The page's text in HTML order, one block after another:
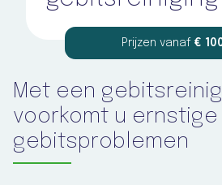
Prijzen vanaf €
Met een
voorkomt u ernstige
gebitsproblemen